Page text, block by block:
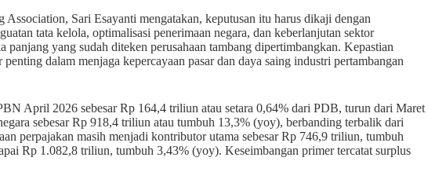
Sari Esayanti mengatakan, keputusan itu harus dikaji dengan
tata kelola, optimalisasi penerimaan negara, dan keberlanjutan sektor
panjang yang sudah diteken perusahaan tambang dipertimbangkan. Kepastian
dalam menjaga kepercayaan pasar dan daya saing industri pertambangan
April 2026 sebesar Rp 164,4 triliun atau setara 0,64% dari PDB, turun dari Maret
sebesar Rp 918,4 triliun atau tumbuh 13,3% (yoy), berbanding terbalik dari
perpajakan masih menjadi kontributor utama sebesar Rp 746,9 triliun, tumbuh
Rp 1.082,8 triliun, tumbuh 3,43% (yoy). Keseimbangan primer tercatat surplus